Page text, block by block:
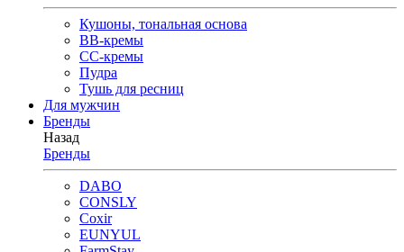
Кушоны, тональная основа
BB-кремы
CC-кремы
Пудра
Тушь для ресниц
Для мужчин
Бренды
Назад
Бренды
DABO
CONSLY
Coxir
EUNYUL